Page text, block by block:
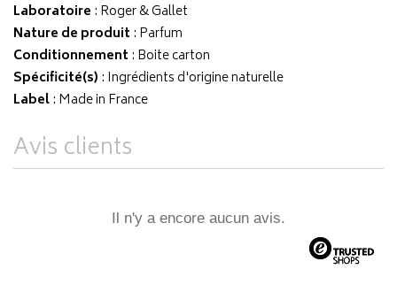
Laboratoire : Roger & Gallet
Nature de produit : Parfum
Conditionnement : Boite carton
Spécificité(s) : Ingrédients d'origine naturelle
Label: Made in France
Avis clients
Il n'y a encore aucun avis.